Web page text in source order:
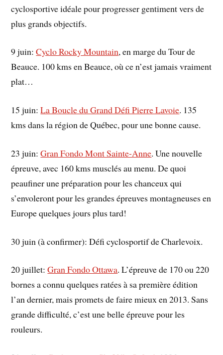
cyclosportive idéale pour progresser gentiment vers de
plus grands objectifs.
9 juin:Cyclo Rocky Mountain, en marge du Tour de
Beauce. 100 kms en Beauce, où ce n’est jamais vraiment
plat…
15 juin:La Boucle du Grand Défi Pierre Lavoie. 135
kms dans la région de Québec, pour une bonne cause.
23 juin:Gran Fondo Mont Sainte-Anne. Une nouvelle
épreuve, avec 160 kms musclés au menu. De quoi
peaufiner une préparation pour les chanceux qui
s’envoleront pour les grandes épreuves montagneuses en
Europe quelques jours plus tard!
30 juin (à confirmer): Défi cyclosportif de Charlevoix.
20 juillet:Gran Fondo Ottawa. L’épreuve de 170 ou 220
bornes a connu quelques ratées à sa première édition
l’an dernier, mais promets de faire mieux en 2013. Sans
grande difficulté, c’est une belle épreuve pour les
rouleurs.